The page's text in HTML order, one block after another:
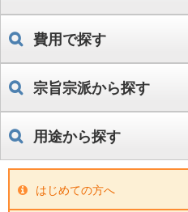
費用で探す
宗旨宗派から探す
用途から探す
はじめての方へ